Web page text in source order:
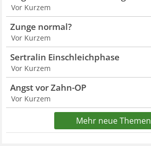
Vor Kurzem
Zunge normal?
Vor Kurzem
Sertralin Einschleichphase
Vor Kurzem
Angst vor Zahn-OP
Vor Kurzem
Mehr neue Themen